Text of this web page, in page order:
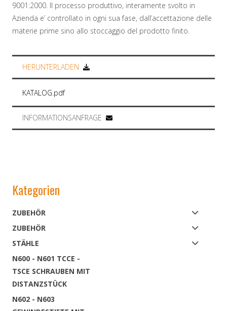
Kategorien
ZUBEHÖR
ZUBEHÖR
STÄHLE
N600 - N601 TCCE -
TSCE SCHRAUBEN MIT
DISTANZSTÜCK
N602 - N603
9001:2000. Il processo produttivo, interamente svolto in
Azienda e’ controllato in ogni sua fase, dall’accettazione delle
materie prime sino allo stoccaggio del prodotto finito.
HERUNTERLADEN
KATALOG.pdf
INFORMATIONSANFRAGE